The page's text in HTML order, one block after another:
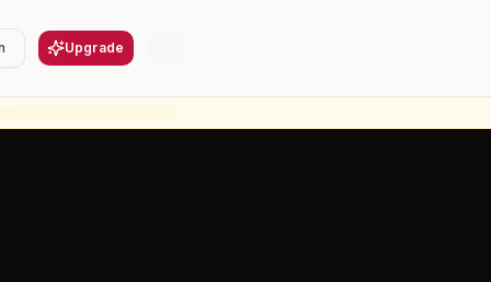
Upgrade